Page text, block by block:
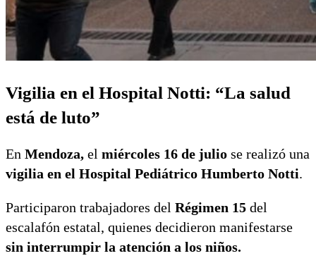
Vigilia en el Hospital Notti: “La salud
está de luto”
En Mendoza, el miércoles 16 de julio se realizó una
vigilia en el Hospital Pediátrico Humberto Notti.
Participaron trabajadores del Régimen 15 del
escalafón estatal, quienes decidieron manifestarse
sin interrumpir la atención a los niños.